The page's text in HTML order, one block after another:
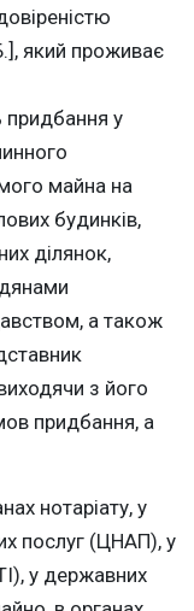
який проживає
придбання у
майна на
будинків,
ділянок,
а також
з його
придбання, а
нотаріату, у
послуг (ЦНАП), у
у державних